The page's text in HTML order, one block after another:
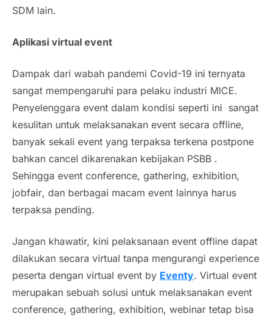
SDM lain.
Aplikasi virtual event
Dampak dari wabah pandemi Covid-19 ini ternyata
sangat mempengaruhi para pelaku industri MICE.
Penyelenggara event dalam kondisi seperti ini sangat
kesulitan untuk melaksanakan event secara offline,
banyak sekali event yang terpaksa terkena postpone
bahkan cancel dikarenakan kebijakan PSBB .
Sehingga event conference, gathering, exhibition,
jobfair, dan berbagai macam event lainnya harus
terpaksa pending.
Jangan khawatir, kini pelaksanaan event offline dapat
dilakukan secara virtual tanpa mengurangi experience
peserta dengan virtual event by Eventy. Virtual event
merupakan sebuah solusi untuk melaksanakan event
conference, gathering, exhibition, webinar tetap bisa